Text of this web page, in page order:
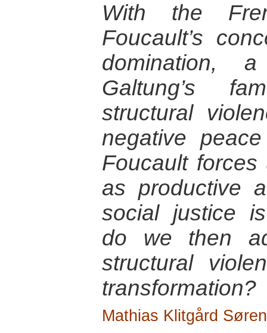
With the
Foucault’s
domination,
Galtung’s
structural
negative
Foucault
as productive
social justice
do we then
structural
transformation?
Mathias Klitgård